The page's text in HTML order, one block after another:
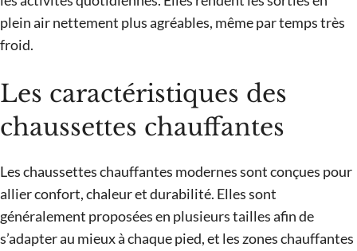
plein air nettement plus agréables, même par temps très
froid.
Les caractéristiques des
chaussettes chauffantes
Les chaussettes chauffantes modernes sont conçues pour
allier confort, chaleur et durabilité. Elles sont
généralement proposées en plusieurs tailles afin de
s’adapter au mieux à chaque pied, et les zones chauffantes